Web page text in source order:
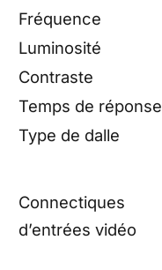
Fréquence
Luminosité
Contraste
Temps de réponse
Type de dalle
Connectiques
d’entrées vidéo